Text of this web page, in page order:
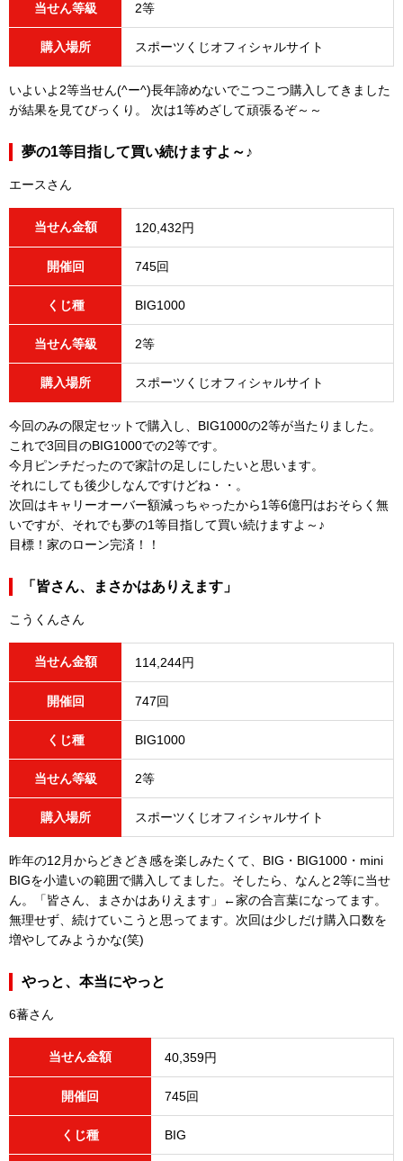
当せん等級 2等
購入場所 スポーツくじオフィシャルサイト
いよいよ2等当せん(^ー^)長年諦めないでこつこつ購入してきました
が結果を見てびっくり。 次は1等めざして頑張るぞ～～
夢の1等目指して買い続けますよ～♪
エースさん
当せん金額 120,432円
開催回 745回
くじ種 BIG1000
当せん等級 2等
購入場所 スポーツくじオフィシャルサイト
今回のみの限定セットで購入し、BIG1000の2等が当たりました。
これで3回目のBIG1000での2等です。
今月ピンチだったので家計の足しにしたいと思います。
それにしても後少しなんですけどね・・。
次回はキャリーオーバー額減っちゃったから1等6億円はおそらく無
いですが、それでも夢の1等目指して買い続けますよ～♪
目標！家のローン完済！！
「皆さん、まさかはありえます」
こうくんさん
当せん金額 114,244円
開催回 747回
くじ種 BIG1000
当せん等級 2等
購入場所 スポーツくじオフィシャルサイト
昨年の12月からどきどき感を楽しみたくて、BIG・BIG1000・mini
BIGを小遣いの範囲で購入してました。そしたら、なんと2等に当せ
ん。「皆さん、まさかはありえます」←家の合言葉になってます。
無理せず、続けていこうと思ってます。次回は少しだけ購入口数を
増やしてみようかな(笑)
やっと、本当にやっと
6蕃さん
当せん金額 40,359円
開催回 745回
くじ種 BIG